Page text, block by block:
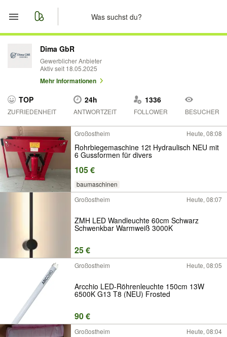
Start
Merkliste
Nachrichten
Dima GbR
Gewerblicher Anbieter
Aktiv seit 18.05.2025
Mehr Informationen
TOP
ZUFRIEDENHEIT
24h
ANTWORTZEIT
1336
FOLLOWER BESUCHER
Großostheim Heute, 08:08
Rohrbiegemaschine 12t Hydraulisch NEU mit
6 Gussformen für divers
105 €
baumaschinen
Großostheim
Heute, 08:07
ZMH LED Wandleuchte 60cm Schwarz
Schwenkbar Warmweiß 3000K
25 €
Großostheim Heute, 08:05
Arcchio LED-Röhrenleuchte 150cm 13W
6500K G13 T8 (NEU) Frosted
90 €
Großostheim Heute, 08:04